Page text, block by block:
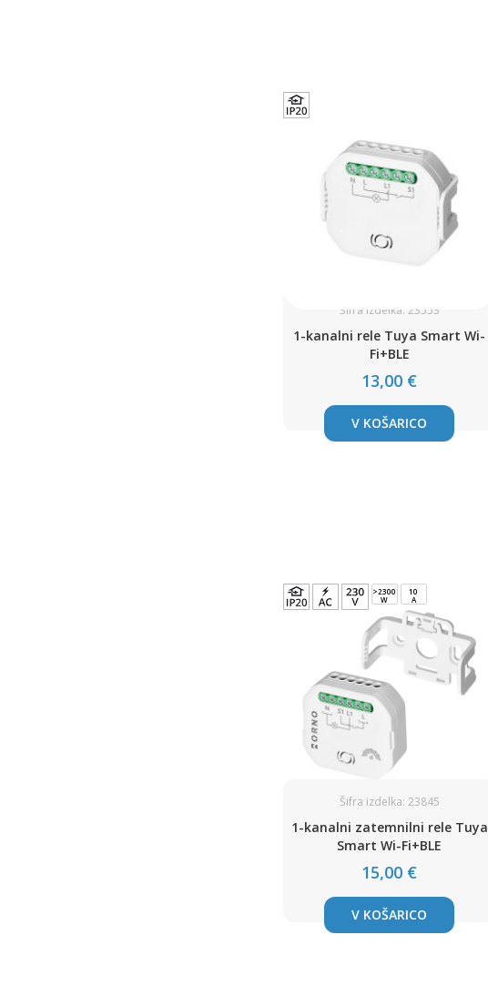
Šifra izdelka: 23553
1-kanalni rele Tuya Smart Wi-
Fi+BLE
13,00 €
V KOŠARICO
>2300
W
10
A
Šifra izdelka: 23845
1-kanalni zatemnilni rele Tuya
Smart Wi-Fi+BLE
15,00 €
V KOŠARICO